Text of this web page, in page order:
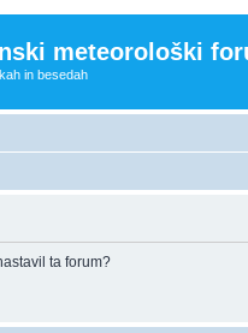
meteorološki
in besedah
ta forum?